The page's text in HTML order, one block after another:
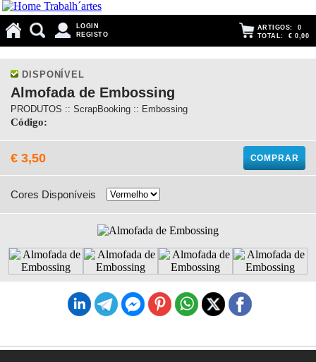
LOGIN
REGISTO
ARTIGOS: 0
TOTAL: € 0,00
DISPONÍVEL
Almofada de Embossing
PRODUTOS :: ScrapBooking :: Embossing
Código:
€ 3,50 COMPRAR
Cores Disponíveis